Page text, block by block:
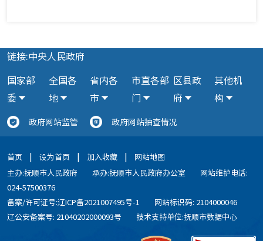
链接:中央人民政府
国家部
委
全国各
地
省内各
市
市直各部
门
区县政
府
其他机
构
政府网站监管 政府网站抽查情况
首页 | 设为首页 | 加入收藏 |
网站地图
主办:抚顺市人民政府
承办:抚顺市人民政府办公室
网站维护电话:
024-57500376
备案/许可证号:辽ICP备2021007495号-1
网站标识码: 2104000046
辽公安备案号: 21040202000093号
技术支持单位:抚顺市数据中心